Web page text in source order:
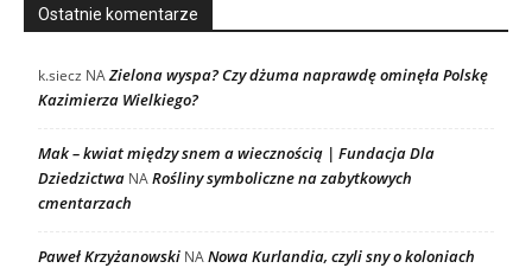
Ostatnie komentarze
k.siecz NAZielona wyspa? Czy dżuma naprawdę ominęła Polskę
Kazimierza Wielkiego?
Mak – kwiat między snem a wiecznością | Fundacja Dla
Dziedzictwa NARośliny symboliczne na zabytkowych
cmentarzach
Paweł Krzyżanowski NANowa Kurlandia, czyli sny o koloniach